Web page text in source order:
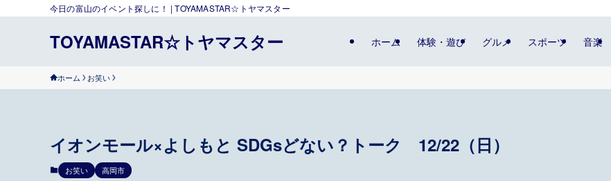
今日の富山のイベント探しに！ | TOYAMASTAR☆トヤマスター
TOYAMASTAR☆トヤマスター ホーム 体験・遊び グルメ スポーツ 音楽
ホーム お笑い
イオンモール×よしもと SDGsどない？トーク 12/22（日）
お笑い 高岡市